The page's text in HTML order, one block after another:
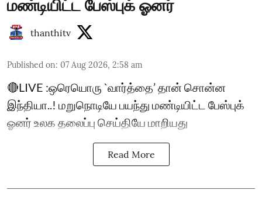
மண்டியிட்ட பேஸ்புக் ஓனர்
thanthitv
Published on: 07 Aug 2026, 2:58 am
🔴LIVE :ஒரெயொரு `வார்த்தை’ தான் சொன்ன
இந்தியா..! மறுநொடியே பயந்து மண்டியிட்ட பேஸ்புக்
ஓனர் உலக தலைப்பு செய்தியே மாறியது
Read More